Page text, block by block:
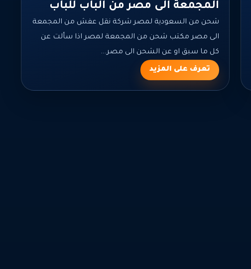
المجمعة الى مصر من الباب للباب
شحن من السعودية لمصر شركة نقل عفش من المجمعة
الى مصر مكتب شحن من المجمعة لمصر اذا سألت عن
كل ما سبق او عن الشحن الى مصر...
تعرف على المزيد